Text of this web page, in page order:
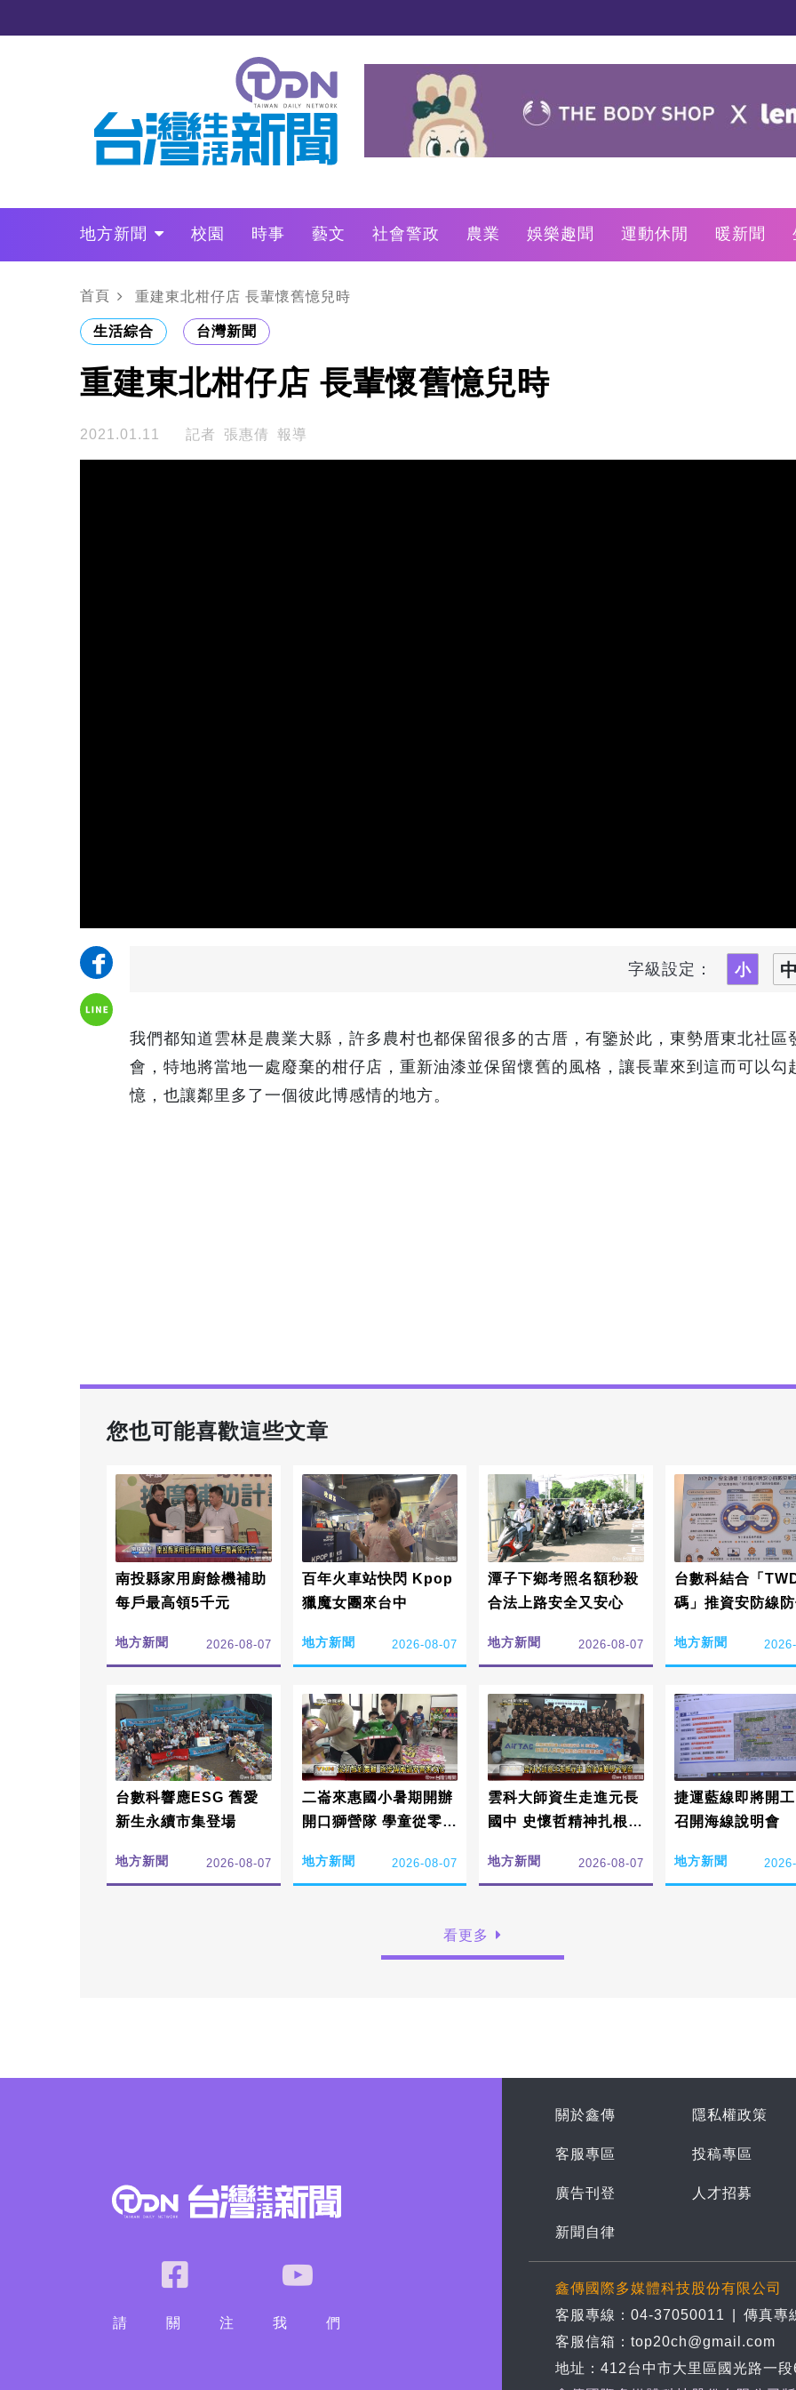
地方新聞 校園 時事 藝文 社會警政 農業 娛樂趣聞 運動休閒 暖新聞
政治
財經 LO叩敲敲門
首頁 重建東北柑仔店 長輩懷舊憶兒時
生活綜合 台灣新聞
重建東北柑仔店 長輩懷舊憶兒時
2021.01.11 記者 張惠倩 報導
字級設定：
我們都知道雲林是農業大縣，許多農村也都保留很多的古厝，有鑒於此，東勢厝東北社區
會，特地將當地一處廢棄的柑仔店，重新油漆並保留懷舊的風格，讓長輩來到這而可以勾
憶，也讓鄰里多了一個彼此博感情的地方。
您也可能喜歡這些文章
南投縣家用廚餘機補助
每戶最高領5千元
地方新聞 2026-08-07
百年火車站快閃 Kpop
獵魔女團來台中
地方新聞 2026-08-07
潭子下鄉考照名額秒殺
合法上路安全又安心
地方新聞 2026-08-07
台數科結合「
碼」推資安防線
地方新聞
台數科響應ESG 舊愛
新生永續市集登場
地方新聞 2026-08-07
二崙來惠國小暑期開辦
開口獅營隊 學童從零扎
地方新聞 2026-08-07
雲科大師資生走進元長
國中 史懷哲精神扎根偏
地方新聞 2026-08-07
捷運藍線即將開
召開海線說明會
地方新聞
看更多
請 關 注 我 們
關於鑫傳 隱私權政策
客服專區 投稿專區
廣告刊登 人才招募
新聞自律
鑫傳國際多媒體科技股份有限公司
客服專線：04-37050011
傳真專
客服信箱：top20ch@gmail.com
地址：412台中市大里區國光路一